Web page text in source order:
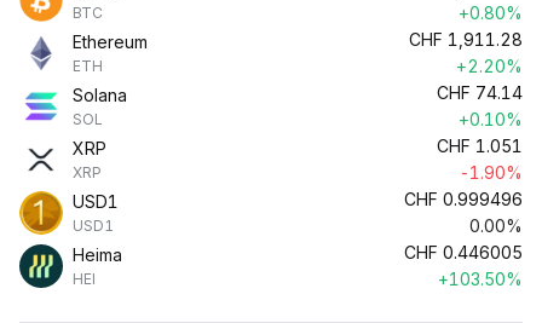
BTC
+0.80%
Ethereum
ETH
CHF 1,911.28
+2.20%
Solana
SOL
CHF 74.14
+0.10%
XRP
XRP
CHF 1.051
-1.90%
USD1
USD1
CHF 0.999496
0.00%
Heima
HEI
CHF 0.446005
+103.50%